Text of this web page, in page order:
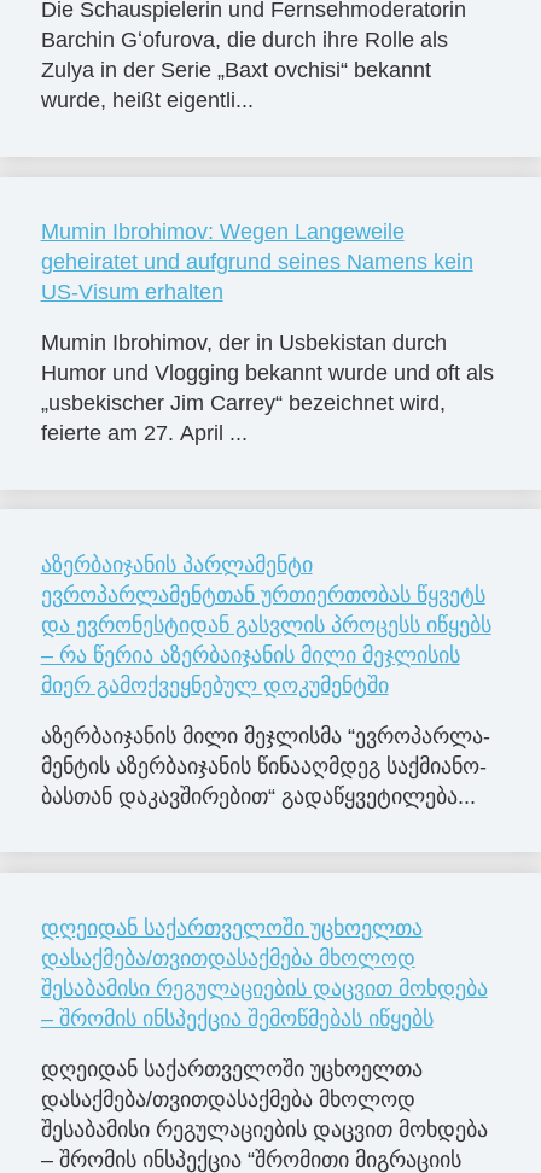
Die Schauspielerin und Fernsehmoderatorin
Barchin Gʻofurova, die durch ihre Rolle als
Zulya in der Serie „Baxt ovchisi“ bekannt
wurde, heißt eigentli...
Mumin Ibrohimov: Wegen Langeweile
geheiratet und aufgrund seines Namens kein
US-Visum erhalten
Mumin Ibrohimov, der in Usbekistan durch
Humor und Vlogging bekannt wurde und oft als
„usbekischer Jim Carrey“ bezeichnet wird,
feierte am 27. April ...
აზერბაიჯანის პარლამენტი
ევროპარლამენტთან ურთიერთობას წყვეტს
და ევრონესტიდან გასვლის პროცესს იწყებს
– რა წერია აზერბაიჯანის მილი მეჯლისის
მიერ გამოქვეყნებულ დოკუმენტში
აზერ­ბა­ი­ჯა­ნის მილი მე­ჯლის­მა “ევ­რო­პარ­ლა­
მენ­ტის აზერ­ბა­ი­ჯა­ნის წი­ნა­აღ­მდეგ საქ­მი­ა­ნო­
ბას­თან და­კავ­ში­რე­ბით“ გა­და­წყვე­ტი­ლე­ბა...
დღეიდან საქართველოში უცხოელთა
დასაქმება/თვითდასაქმება მხოლოდ
შესაბამისი რეგულაციების დაცვით მოხდება
– შრომის ინსპექცია შემოწმებას იწყებს
დღეიდან საქართველოში უცხოელთა
დასაქმება/თვითდასაქმება მხოლოდ
შესაბამისი რეგულაციების დაცვით მოხდება
– შრომის ინსპექცია “შრომითი მიგრაციის